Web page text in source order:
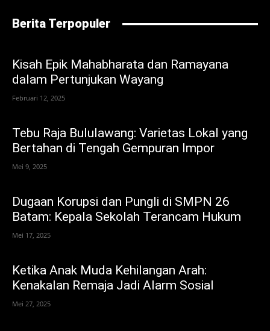
Berita Terpopuler
Kisah Epik Mahabharata dan Ramayana
dalam Pertunjukan Wayang
Februari 12, 2025
Tebu Raja Bululawang: Varietas Lokal yang
Bertahan di Tengah Gempuran Impor
Mei 9, 2025
Dugaan Korupsi dan Pungli di SMPN 26
Batam: Kepala Sekolah Terancam Hukum
Mei 17, 2025
Ketika Anak Muda Kehilangan Arah:
Kenakalan Remaja Jadi Alarm Sosial
Mei 27, 2025